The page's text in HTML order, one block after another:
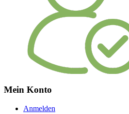
Mein Konto
Anmelden